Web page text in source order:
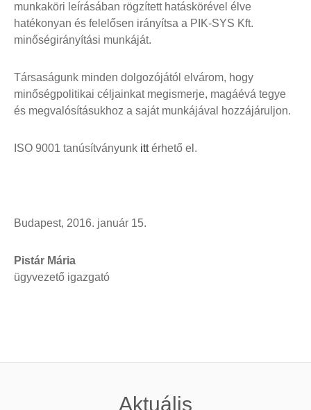
munkaköri leírásában rögzített hatáskörével élve
hatékonyan és felelősen irányítsa a PIK-SYS Kft.
minőségirányítási munkáját.
Társaságunk minden dolgozójától elvárom, hogy
minőségpolitikai céljainkat megismerje, magáévá tegye
és megvalósításukhoz a saját munkájával hozzájáruljon.
ISO 9001 tanúsítványunk ittérhető el.
Budapest, 2016. január 15.
Pistár Mária
ügyvezető igazgató
Aktuális